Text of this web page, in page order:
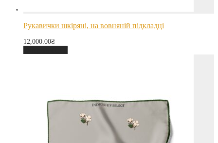
Рукавички шкіряні, на вовняній підкладці
12,000.00₴